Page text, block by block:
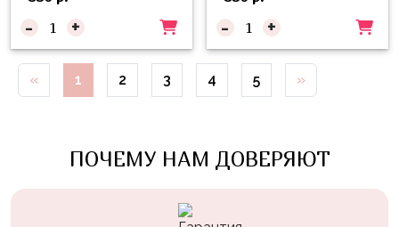
- + - +
« 1 2 3 4 5 »
ПОЧЕМУ НАМ ДОВЕРЯЮТ
Уэнсдэй
Трансформеры
Фрукты